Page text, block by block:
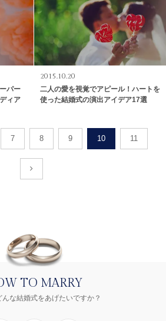
パー
ィア
2015.10.20
二人の愛を視覚でアピール！ハートを
使った結婚式の演出アイデア17選
7 8 9 10 11
TO MARRY
な結婚式をあげたいですか？